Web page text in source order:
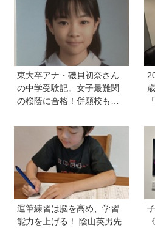
で使うポイントとは？
東大卒アナ・磯貝初奈さん
の中学受験記。女子最難関
の桜蔭に合格！併願校も魅
声かけは「睡眠が何より大
事」「勉強イヤならしなく
ていいよ」
運筆練習は脳を高め、学習
能力を上げる！ 陰山英男先